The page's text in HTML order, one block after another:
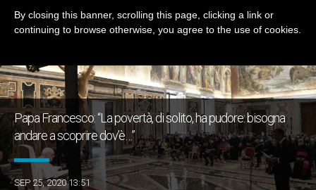
ULTIME NOTIZIE
Papa Francesco: “La povertà, di solito, ha pudore: bisogna
andare a scoprire dov’è…”
SEP 25, 2020 13:51
By closing this banner, scrolling this page, clicking a link or
continuing to browse otherwise, you agree to the use of cookies.